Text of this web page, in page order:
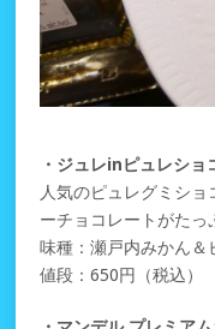
・ジュレinピュレシ
人気のピュレグミシ
ーチョコレートがたっ
味種：瀬戸内みかん＆
値段：650円（税込）